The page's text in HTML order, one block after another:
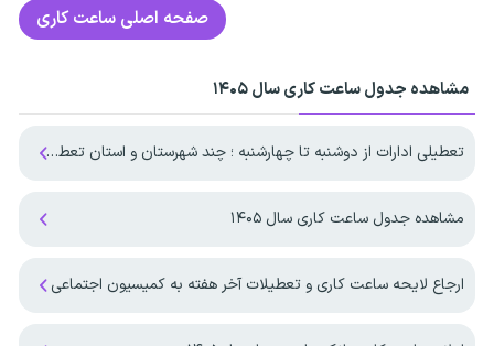
صفحه اصلی ساعت کاری
مشاهده جدول ساعت کاری سال ۱۴۰۵
تعطیلی ادارات از دوشنبه تا چهارشنبه ؛ چند شهرستان و استان تعطیل شد
مشاهده جدول ساعت کاری سال ۱۴۰۵
ارجاع لایحه ساعت کاری و تعطیلات آخر هفته به کمیسیون اجتماعی